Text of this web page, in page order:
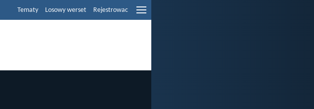
Tematy Losowy werset Rejestrowac